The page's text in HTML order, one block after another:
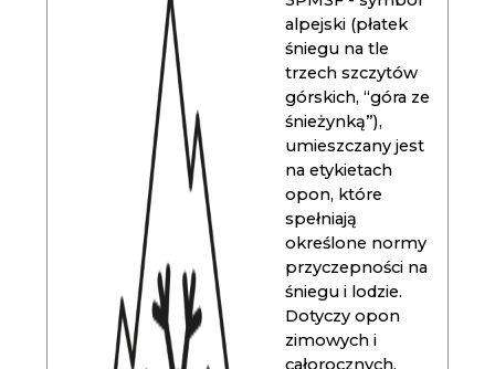
alpejski (płatek
śniegu na tle
trzech szczytów
górskich, “góra ze
śnieżynką”),
umieszczany jest
na etykietach
opon, które
spełniają
określone normy
przyczepności na
śniegu i lodzie.
Dotyczy opon
zimowych i
całorocznych.